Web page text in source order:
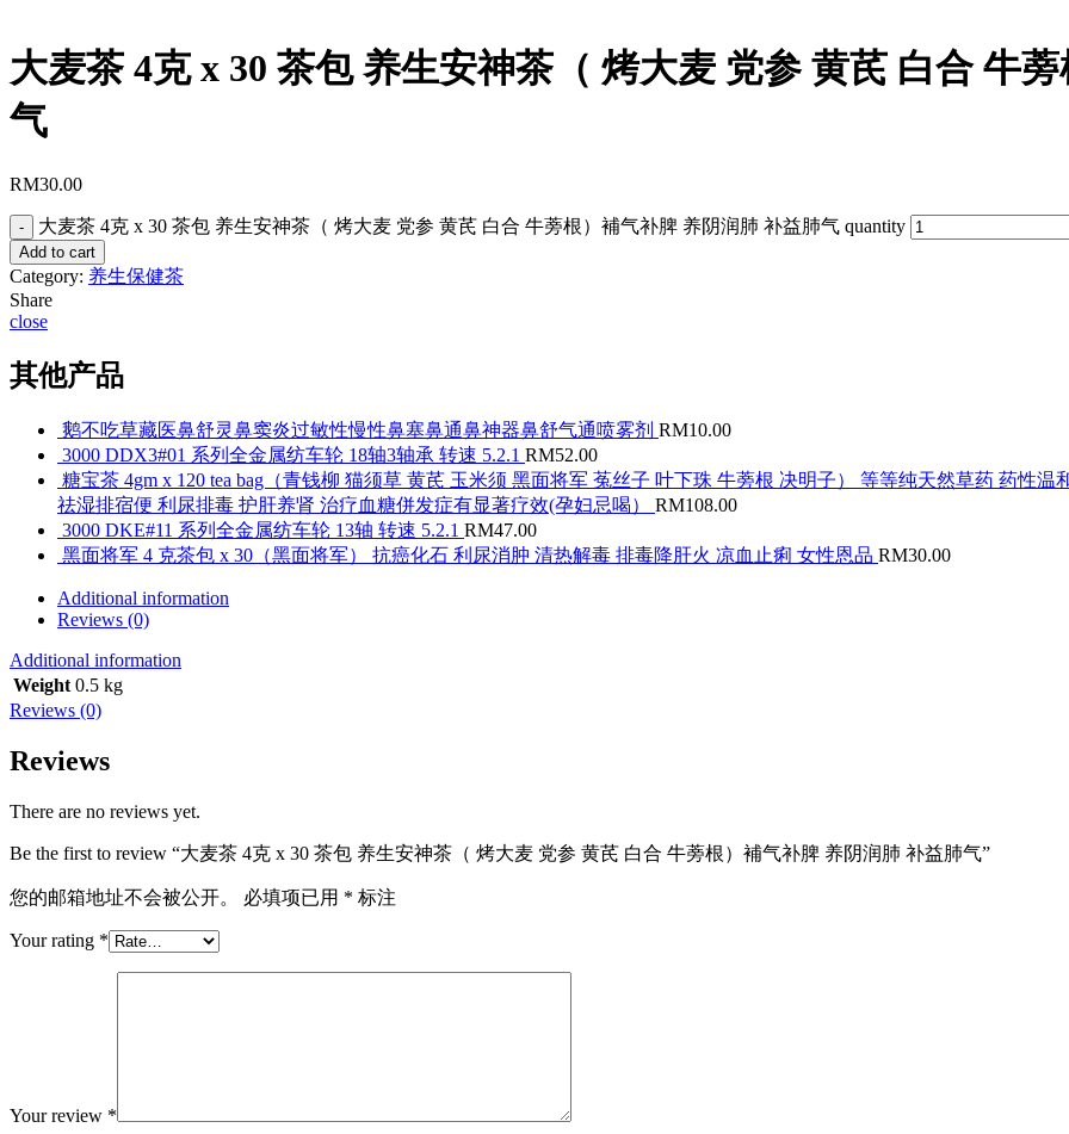
大麦茶 4克 x 30 茶包 养生安神茶（ 烤大麦 党参 黄芪 白合 牛
气
RM30.00
大麦茶 4克 x 30 茶包 养生安神茶（ 烤大麦 党参 黄芪 白合 牛蒡根）補气补脾 养阴润肺 补益肺气 quantity
Add to cart
Category: 养生保健茶
Share
close
其他产品
鹅不吃草藏医鼻舒灵鼻窦炎过敏性慢性鼻塞鼻通鼻神器鼻舒气通喷雾剂 RM10.00
3000 DDX3#01 系列全金属纺车轮 18轴3轴承 转速 5.2.1 RM52.00
糖宝茶 4gm x 120 tea bag（青钱柳 猫须草 黄芪 玉米须 黑面将军 菟丝子 叶下珠 牛蒡根 决明子） 等等纯天然草药 药性
祛湿排宿便 利尿排毒 护肝养肾 治疗血糖併发症有显著疗效(孕妇忌喝） RM108.00
3000 DKE#11 系列全金属纺车轮 13轴 转速 5.2.1 RM47.00
黑面将军 4 克茶包 x 30（黑面将军） 抗癌化石 利尿消肿 清热解毒 排毒降肝火 凉血止痢 女性恩品 RM30.00
Additional information
Reviews (0)
Additional information
Weight 0.5 kg
Reviews (0)
Reviews
There are no reviews yet.
Be the first to review “大麦茶 4克 x 30 茶包 养生安神茶（ 烤大麦 党参 黄芪 白合 牛蒡根）補气补脾 养阴润肺 补益肺气”
您的邮箱地址不会被公开。 必填项已用 * 标注
Your rating *
Your review *